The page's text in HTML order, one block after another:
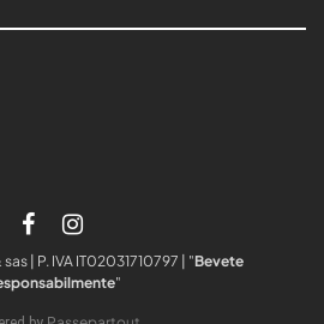
| P. IVA IT02031710797 | "Bevete
"